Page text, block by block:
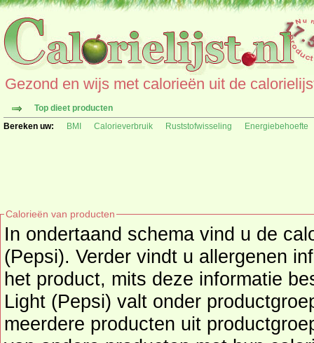
Gezond en wijs met calorieën uit de
Top dieet producten
Bereken uw:
BMI Calorieverbruik Ruststofwisseling Energiebehoefte
Calorieën van producten
In ondertaand schema vind u de
(Pepsi). Verder vindt u allergenen
het product, mits deze informatie beschikbaar is. Het Pepsi
Light (Pepsi) valt onder
meerdere producten uit